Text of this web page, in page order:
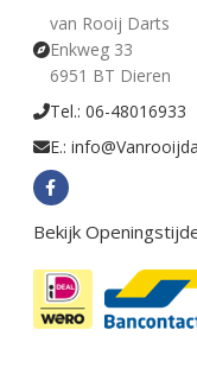
van Rooij Darts
Enkweg 33
6951 BT Dieren
Tel.: 06-48016933
E.:
Bekijk